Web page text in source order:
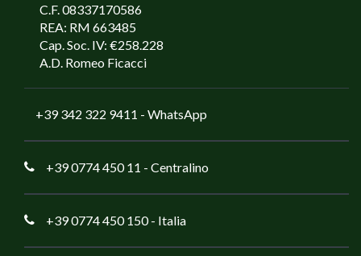
C.F. 08337170586
REA: RM 663485
Cap. Soc. IV: €258.228
A.D. Romeo Ficacci
+39 342 322 9411 - WhatsApp
+39 0774 450 11 - Centralino
+39 0774 450 150- Italia